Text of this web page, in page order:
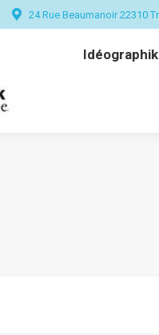
24 Rue Beaumanoir 22310
Idéographik
Idéographik